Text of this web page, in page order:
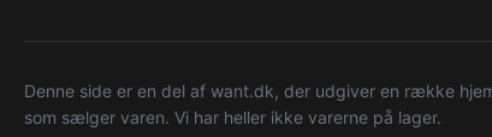
Denne side er en del af want.dk, der udgiver en række
som sælger varen. Vi har heller ikke varerne på lager.